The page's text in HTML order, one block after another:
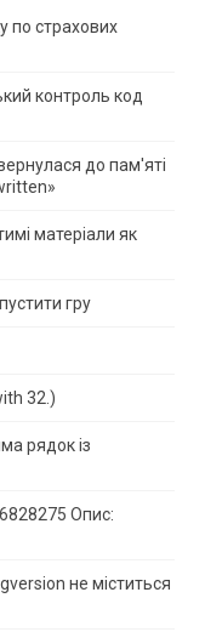
по страхових
контроль код
до пам'яті
матеріали як
гру
32.)
рядок із
Опис:
не міститься